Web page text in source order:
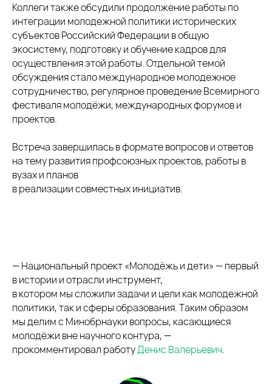
Коллеги также обсудили продолжение работы по
интеграции молодежной политики исторических
субъектов Российский Федерации в общую
экосистему, подготовку и обучение кадров для
осуществления этой работы. Отдельной темой
обсуждения стало международное молодежное
сотрудничество, регулярное проведение Всемирного
фестиваля молодёжи, международных форумов и
проектов.
Встреча завершилась в формате вопросов и ответов
на тему развития профсоюзных проектов, работы в
вузах и планов
в реализации совместных инициатив.
— Национальный проект «Молодёжь и дети» — первый
в истории и отрасли инструмент,
в котором мы сложили задачи и цели как молодежной
политики, так и сферы образования. Таким образом
мы делим с Минобрнауки вопросы, касающиеся
молодёжи вне научного контура, —
прокомментировал работуДенис Валерьевич.